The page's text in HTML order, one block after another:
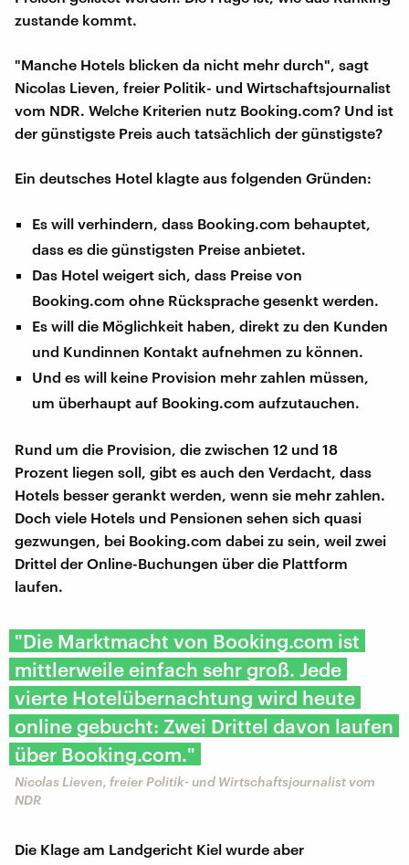
zustande kommt.
"Manche Hotels blicken da nicht mehr durch", sagt
Nicolas Lieven, freier Politik- und Wirtschaftsjournalist
vom NDR. Welche Kriterien nutz Booking.com? Und ist
der günstigste Preis auch tatsächlich der günstigste?
Ein deutsches Hotel klagte aus folgenden Gründen:
Es will verhindern, dass Booking.com behauptet,
dass es die günstigsten Preise anbietet.
Das Hotel weigert sich, dass Preise von
Booking.com ohne Rücksprache gesenkt werden.
Es will die Möglichkeit haben, direkt zu den Kunden
und Kundinnen Kontakt aufnehmen zu können.
Und es will keine Provision mehr zahlen müssen,
um überhaupt auf Booking.com aufzutauchen.
Rund um die Provision, die zwischen 12 und 18
Prozent liegen soll, gibt es auch den Verdacht, dass
Hotels besser gerankt werden, wenn sie mehr zahlen.
Doch viele Hotels und Pensionen sehen sich quasi
gezwungen, bei Booking.com dabei zu sein, weil zwei
Drittel der Online-Buchungen über die Plattform
laufen.
"Die Marktmacht von Booking.com ist
mittlerweile einfach sehr groß. Jede
vierte Hotelübernachtung wird heute
online gebucht: Zwei Drittel davon laufen
über Booking.com."
Nicolas Lieven, freier Politik- und Wirtschaftsjournalist vom
NDR
Die Klage am Landgericht Kiel wurde aber